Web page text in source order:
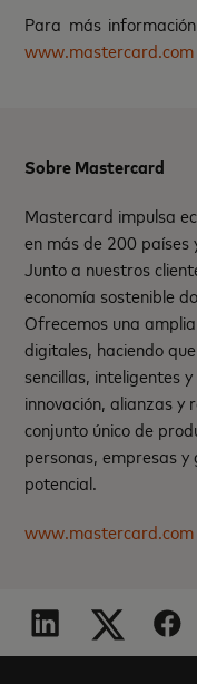
Para más
www.mastercard.com
Sobre Mastercard
Mastercard impulsa
en más de 200
Junto a nuestros
economía sostenible
Ofrecemos una
digitales, haciendo
sencillas, inteligentes
innovación, alianzas y
conjunto único de
personas, empresas
potencial.
www.mastercard.com